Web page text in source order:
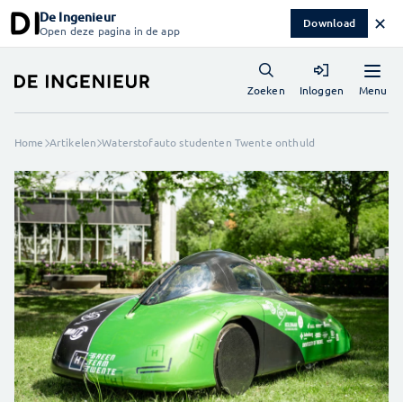
De Ingenieur
Open deze pagina in de app Download ✕
Menu
Zoeken Inloggen
Home Artikelen Waterstofauto studenten Twente onthuld